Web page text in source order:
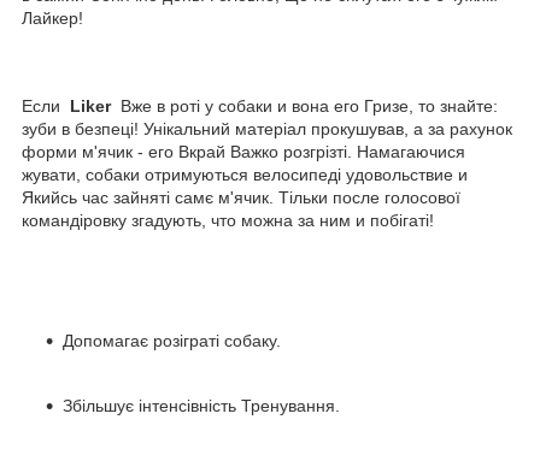
Лайкер!
Если LikerВже в роті у собаки и вона его Гризе, то знайте:
зуби в безпеці! Унікальний матеріал прокушував, а за рахунок
форми м'ячик - его Вкрай Важко розгрізті. Намагаючися
жувати, собаки отримуються велосипеді удовольствие и
Якийсь час зайняті самє м'ячик. Тільки после голосової
командіровку згадують, что можна за ним и побігаті!
Допомагає розіграті собаку.
Збільшує інтенсівність Тренування.